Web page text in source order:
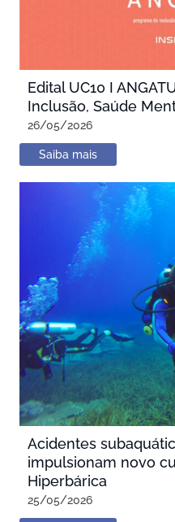
Edital UC10 I
Inclusão, Saúde
26/05/2026
Saiba mais
Acidentes
impulsionam novo
Hiperbárica
25/05/2026